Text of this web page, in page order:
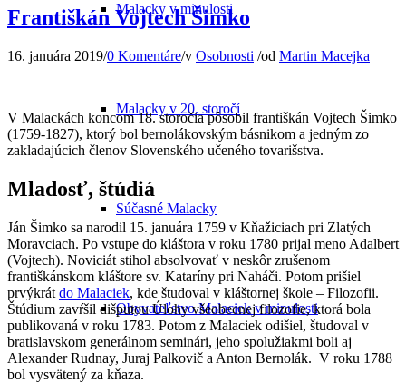
Malacky v minulosti
Malacky v 20. storočí
Súčasné Malacky
Obyvateľstvo Malaciek v minulosti
Františkán Vojtech Šimko
16. januára 2019/0 Komentáre/v Osobnosti /od Martin Macejka
V Malackách koncom 18. storočia pôsobil františkán Vojtech Šimko
(1759-1827), ktorý bol bernolákovským básnikom a jedným zo
zakladajúcich členov Slovenského učeného tovarišstva.
Mladosť, štúdiá
Ján Šimko sa narodil 15. januára 1759 v Kňažiciach pri Zlatých
Moravciach. Po vstupe do kláštora v roku 1780 prijal meno Adalbert
(Vojtech). Noviciát stihol absolvovať v neskôr zrušenom
františkánskom kláštore sv. Kataríny pri Naháči. Potom prišiel
prvýkrát do Malaciek, kde študoval v kláštornej škole – Filozofii.
Štúdium zavŕšil dišputou Úlohy všeobecnej filozofie, ktorá bola
publikovaná v roku 1783. Potom z Malaciek odišiel, študoval v
bratislavskom generálnom seminári, jeho spolužiakmi boli aj
Alexander Rudnay, Juraj Palkovič a Anton Bernolák. V roku 1788
bol vysvätený za kňaza.